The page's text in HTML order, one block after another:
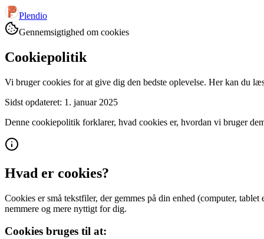
Plendio
Gennemsigtighed om cookies
Cookiepolitik
Vi bruger cookies for at give dig den bedste oplevelse. Her kan du
Sidst opdateret: 1. januar 2025
Denne cookiepolitik forklarer, hvad cookies er, hvordan vi bruger
Hvad er cookies?
Cookies er små tekstfiler, der gemmes på din enhed (computer,
nemmere og mere nyttigt for dig.
Cookies bruges til at: